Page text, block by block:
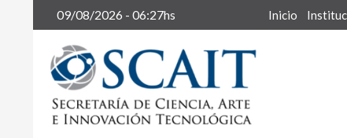
09/08/2026 - 06:27hs
Buscar Inicio